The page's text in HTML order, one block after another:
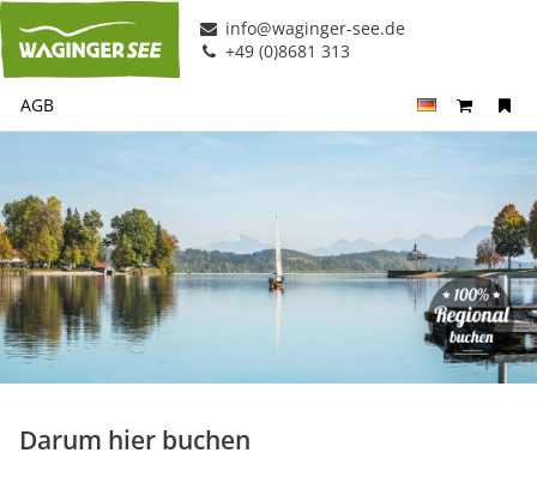
info@waginger-see.de
+49 (0)8681 313
AGB
Darum hier buchen